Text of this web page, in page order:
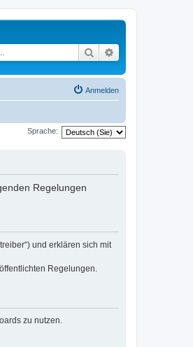
Suche
Anmelden
Sprache:
Regelungen
und erklären sich mit
Regelungen.
zu nutzen.